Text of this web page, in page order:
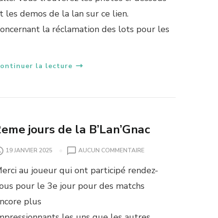
N
B
I
R
E
les demos de la lan sur ce lien.
la réclamation des lots pour les
la lecture
jours de la B’Lan’Gnac
19 JANVIER 2025 AUCUN COMMENTAIRES
R
au joueur qui ont participé rendez-
pour le 3e jour pour des matchs
plus